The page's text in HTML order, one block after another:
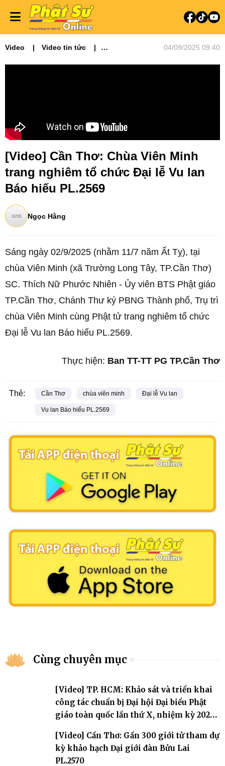
Video
Video tin tức
04/09/2025 09:40
[Video] Cần Thơ: Chùa Viên Minh
trang nghiêm tổ chức Đại lễ Vu lan
Báo hiếu PL.2569
Ngọc Hằng
Sáng ngày 02/9/2025 (nhằm 11/7 năm Ất Tỵ), tại
chùa Viên Minh (xã Trường Long Tây, TP.Cần Thơ)
SC. Thích Nữ Phước Nhiên - Ủy viên BTS Phật giáo
TP.Cần Thơ, Chánh Thư ký PBNG Thành phố, Trụ trì
chùa Viên Minh cùng Phật tử trang nghiêm tổ chức
Đại lễ Vu lan Báo hiếu PL.2569.
Thực hiện: Ban TT-TT PG TP.Cần Thơ
Thẻ: Cần Thơ chùa viên minh Đại lễ Vu lan
Vu lan Báo hiếu PL.2569
Cùng chuyên mục
[Video] TP. HCM: Khảo sát và triển khai
công tác chuẩn bị Đại hội Đại biểu Phật
giáo toàn quốc lần thứ X, nhiệm kỳ 2026-
[Video] Cần Thơ: Gần 300 giới tử tham dự
kỳ khảo hạch Đại giới đàn Bửu Lai
PL.2570